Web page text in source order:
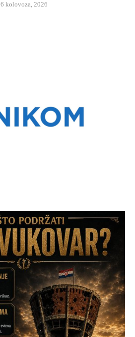
6 kolovoza, 2026